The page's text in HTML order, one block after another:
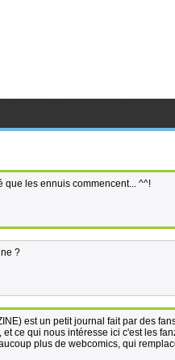
que les ennuis commencent... ^^!
?
est un petit journal fait par des
ce qui nous intéresse ici c'est les
plus de webcomics, qui